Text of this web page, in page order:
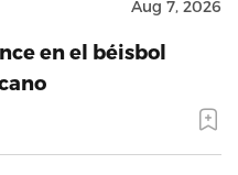
Aug 7, 2026
en el béisbol